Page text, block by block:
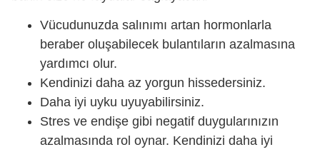
Vücudunuzda salınımı artan hormonlarla
beraber oluşabilecek bulantıların azalmasına
yardımcı olur.
Kendinizi daha az yorgun hissedersiniz.
Daha iyi uyku uyuyabilirsiniz.
Stres ve endişe gibi negatif duygularınızın
azalmasında rol oynar. Kendinizi daha iyi